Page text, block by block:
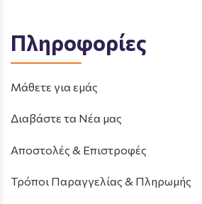
Πληροφορίες
Μάθετε για εμάς
Διαβάστε τα Νέα μας
Αποστολές & Επιστροφές
Τρόποι Παραγγελίας & Πληρωμής